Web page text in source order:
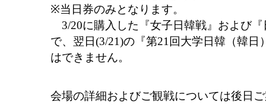
※当日券のみとなります。
3/20に購入した『女子日韓戦』および
で、翌日(3/21)の『第21回大学日韓（韓日
はできません。
会場の詳細およびご観戦については後日